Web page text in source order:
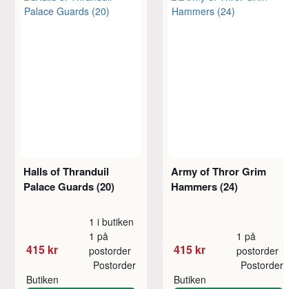
Halls of Thranduil
Palace Guards (20)
415 kr
1 i butiken
1 på
postorder
Butiken
Postorder
Army of Thror Grim
Hammers (24)
415 kr
1 på
postorder
Butiken
Postorder